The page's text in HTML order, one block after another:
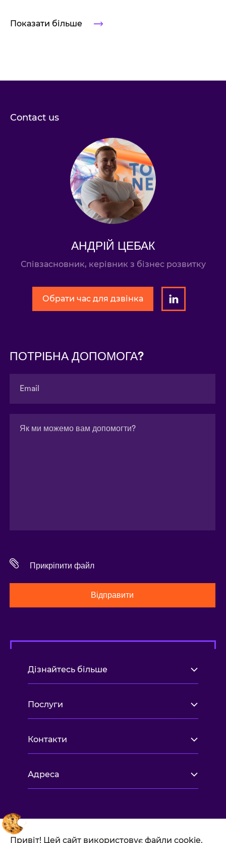
Привіт! Цей сайт використовує файли cookie.
Показати більше
Contact us
АНДРІЙ ЦЕБАК
Співзасновник, керівник з бізнес розвитку
Обрати час для дзвінка
ПОТРІБНА ДОПОМОГА?
Прикріпити файл
Відправити
Дізнайтесь більше
Послуги
Контакти
Адреса